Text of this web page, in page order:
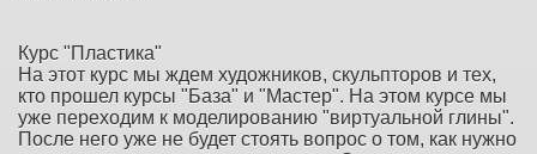
Курс "Пластика"
На этот курс мы ждем художников, скульпторов и тех,
кто прошел курсы "База" и "Мастер". На этом курсе мы
уже переходим к моделированию "виртуальной глины".
После него уже не будет стоять вопрос о том, как нужно